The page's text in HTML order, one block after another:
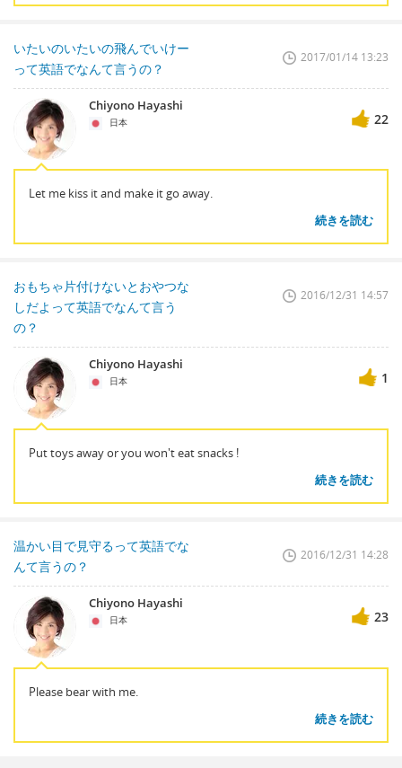
いたいのいたいの飛んでいけー
って英語でなんて言うの？
2017/01/14 13:23
Chiyono Hayashi
日本 22
Let me kiss it and make it go away.
続きを読む
おもちゃ片付けないとおやつな
しだよって英語でなんて言う
の？
2016/12/31 14:57
Chiyono Hayashi
日本 1
Put toys away or you won't eat snacks !
続きを読む
温かい目で見守るって英語でな
んて言うの？
2016/12/31 14:28
Chiyono Hayashi
日本 23
Please bear with me.
続きを読む